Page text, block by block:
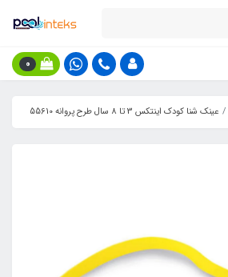
0
عینک شنا کودک اینتکس 3 تا 8 سال طرح پروانه 55610